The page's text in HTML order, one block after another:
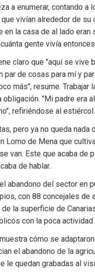
a enumerar, contando a
vivían alrededor de su
la casa de al lado eran
gente vivía
claro que "aquí se vive
de cosas para mí y
más", resume. Trabajar
"Mi padre era
refiriéndose al estiércol.
pero ya no queda nada
Lomo de Mena que
van. Este que acaba de
de hablar.
abandono del sector en
con 88 concejales de
la superficie de
con la poca actividad
cómo se
el abandono de la
le quedan grabadas al